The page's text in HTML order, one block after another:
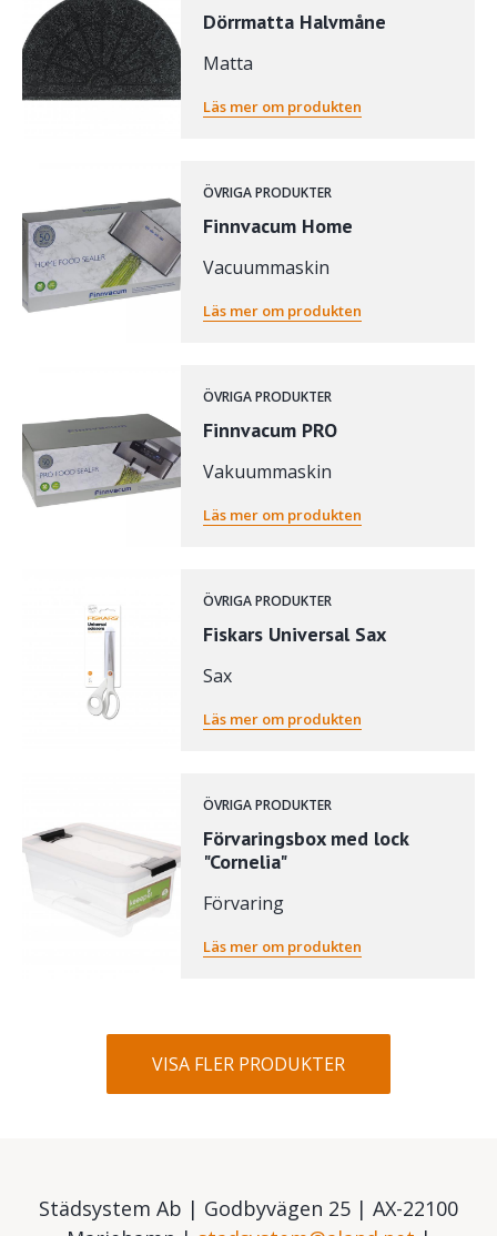
Dörrmatta Halvmåne
Matta
Läs mer om produkten
ÖVRIGA PRODUKTER
Finnvacum Home
Vacuummaskin
Läs mer om produkten
ÖVRIGA PRODUKTER
Finnvacum PRO
Vakuummaskin
Läs mer om produkten
ÖVRIGA PRODUKTER
Fiskars Universal Sax
Sax
Läs mer om produkten
ÖVRIGA PRODUKTER
Förvaringsbox med lock
"Cornelia"
Förvaring
Läs mer om produkten
VISA FLER PRODUKTER
Städsystem Ab | Godbyvägen 25 | AX-22100